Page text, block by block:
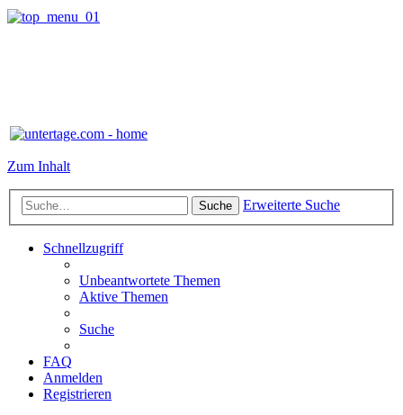
Zum Inhalt
Suche Erweiterte Suche
Schnellzugriff
Unbeantwortete Themen
Aktive Themen
Suche
FAQ
Anmelden
Registrieren